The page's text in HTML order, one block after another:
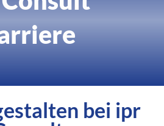
bei ipr